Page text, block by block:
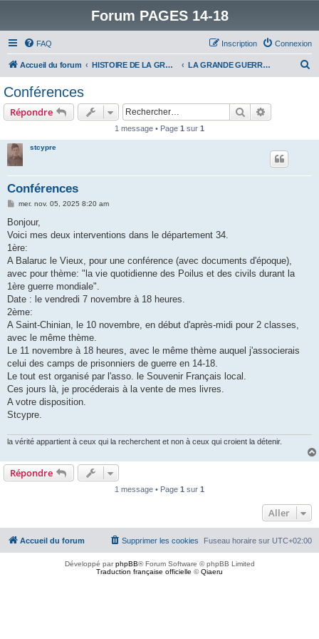
Forum PAGES 14-18
FAQ Connexion
Inscription
Accueil du forum HISTOIRE DE LA GRANDE GUERRE LA GRANDE GUERRE VUE D'AUJOURD'HUI
Conférences
Répondre Rechercher
1 message • Page 1 sur 1
stcypre
Conférences
M
s
a
g
mer. nov. 05, 2025 8:20 am
Bonjour,
Voici mes deux interventions dans le département 34.
1ère:
A Balaruc le Vieux, pour une conférence (avec documents d'époque),
avec pour thème: "la vie quotidienne des Poilus et des civils durant la
1ère guerre mondiale".
Date : le vendredi 7 novembre à 18 heures.
2ème:
A Saint-Chinian, le 10 novembre, en début d'après-midi pour 2 classes,
avec le même thème.
Le 11 novembre à 18 heures, avec le même thème auquel j'associerais
celui des camps de prisonniers de guerre en 14-18.
Le tout est organisé par l'asso. le Souvenir Français local.
Ces jours là, je procéderais à la vente de mes livres.
A votre disposition.
Stcypre.
la vérité appartient à ceux qui la recherchent et non à ceux qui croient la détenir.
Répondre
1 message • Page 1 sur 1
Aller
Accueil du forum Fuseau horaire sur UTC+02:00
Supprimer les cookies
Développé parphpBB® Forum Software © phpBB Limited
Traduction française officielle ©Qiaeru